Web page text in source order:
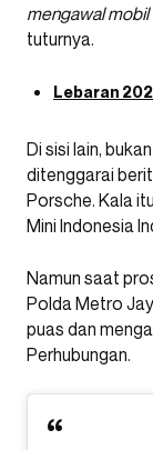
mengawal
tuturnya.
Lebaran
Di sisi lain,
ditenggarai
Porsche. Kala
Mini Indonesia
Namun saat
Polda Metro
puas dan
Perhubungan.